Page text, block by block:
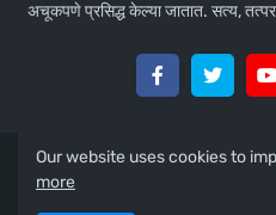
अचूकपणे प्रसिद्ध केल्या जातात. सत्य,
Our website uses cookies to
more